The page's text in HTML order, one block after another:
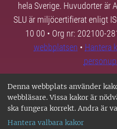
Denna webbplats använder
webbläsare. Vissa kakor är
ska fungera korrekt. Andra är
Hantera valbara kakor
hela Sverige. Huvudorter är
SLU är miljöcertifierat enligt
10 00 • Org nr: 202100-
webbplatsen • Hantera